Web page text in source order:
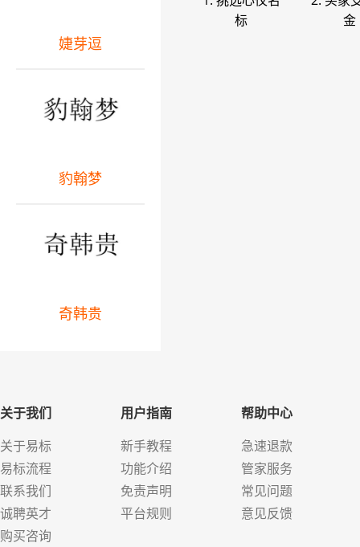
标
金
婕芽逗
豹翰梦
奇韩贵
关于我们
关于易标
易标流程
联系我们
诚聘英才
购买咨询
用户指南
新手教程
功能介绍
免责声明
平台规则
帮助中心
急速退款
管家服务
常见问题
意见反馈